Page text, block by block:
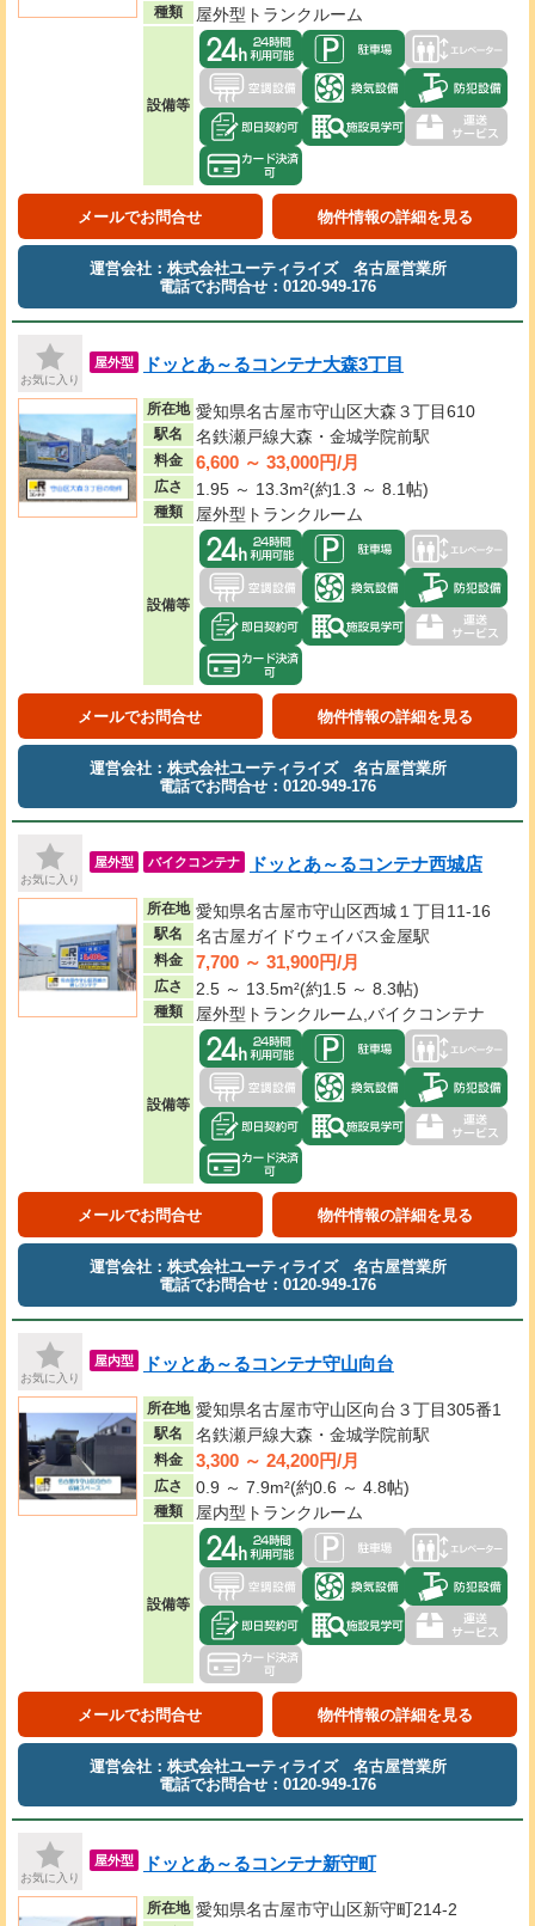
種類 屋外型トランクルーム
設備等
メールでお問合せ 物件情報の詳細を見る
運営会社：株式会社ユーティライズ 名古屋営業所
電話でお問合せ：0120-949-176
お気に入り
屋外型 ドッとあ～るコンテナ大森3丁目
所在地 愛知県名古屋市守山区大森３丁目610
駅名 名鉄瀬戸線大森・金城学院前駅
料金 6,600 ～ 33,000円/月
広さ 1.95 ～ 13.3m²(約1.3 ～ 8.1帖)
種類 屋外型トランクルーム
設備等
メールでお問合せ 物件情報の詳細を見る
運営会社：株式会社ユーティライズ 名古屋営業所
電話でお問合せ：0120-949-176
お気に入り
屋外型 バイクコンテナ ドッとあ～るコンテナ西城店
所在地 愛知県名古屋市守山区西城１丁目11-16
駅名 名古屋ガイドウェイバス金屋駅
料金 7,700 ～ 31,900円/月
広さ 2.5 ～ 13.5m²(約1.5 ～ 8.3帖)
種類 屋外型トランクルーム,バイクコンテナ
設備等
メールでお問合せ 物件情報の詳細を見る
運営会社：株式会社ユーティライズ 名古屋営業所
電話でお問合せ：0120-949-176
お気に入り
屋内型 ドッとあ～るコンテナ守山向台
所在地 愛知県名古屋市守山区向台３丁目305番1
駅名 名鉄瀬戸線大森・金城学院前駅
料金 3,300 ～ 24,200円/月
広さ 0.9 ～ 7.9m²(約0.6 ～ 4.8帖)
種類 屋内型トランクルーム
設備等
メールでお問合せ 物件情報の詳細を見る
運営会社：株式会社ユーティライズ 名古屋営業所
電話でお問合せ：0120-949-176
お気に入り
屋外型 ドッとあ～るコンテナ新守町
所在地 愛知県名古屋市守山区新守町214-2